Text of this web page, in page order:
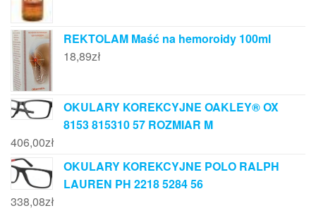
REKTOLAM Maść na hemoroidy 100ml
18,89zł
OKULARY KOREKCYJNE OAKLEY® OX
8153 815310 57 ROZMIAR M
406,00zł
OKULARY KOREKCYJNE POLO RALPH
LAUREN PH 2218 5284 56
338,08zł